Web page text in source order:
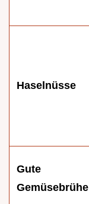
Haselnüsse
Gute
Gemüsebrühe